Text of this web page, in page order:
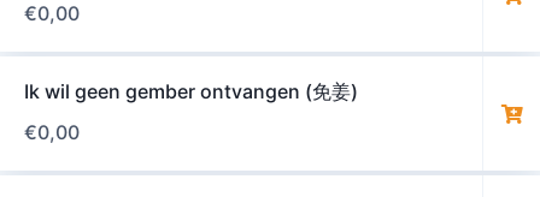
€0,00
Ik wil geen gember ontvangen (免姜)
€0,00